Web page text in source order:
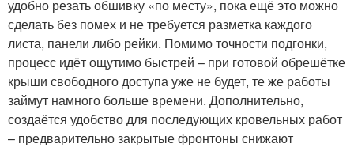
удобно резать обшивку «по месту», пока ещё это можно
сделать без помех и не требуется разметка каждого
листа, панели либо рейки. Помимо точности подгонки,
процесс идёт ощутимо быстрей – при готовой обрешётке
крыши свободного доступа уже не будет, те же работы
займут намного больше времени. Дополнительно,
создаётся удобство для последующих кровельных работ
– предварительно закрытые фронтоны снижают